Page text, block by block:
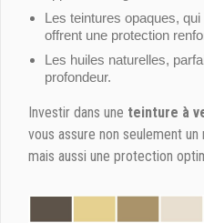
Les teintures opaques,
offrent une protection
Les huiles naturelles,
profondeur.
Investir dans une teinture à
vous assure non seulement
mais aussi une protection